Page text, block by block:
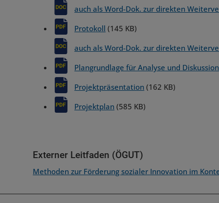
auch als Word-Dok. zur direkten
Protokoll (145 KB)
auch als Word-Dok. zur direkten
Plangrundlage für Analyse und Diskussion
Projektpräsentation (162 KB)
Projektplan (585 KB)
Externer Leitfaden (ÖGUT)
Methoden zur Förderung sozialer Innovation im